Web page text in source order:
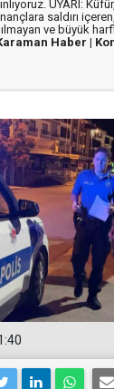
UYARI:
saldırı
ve büyük
Haber |